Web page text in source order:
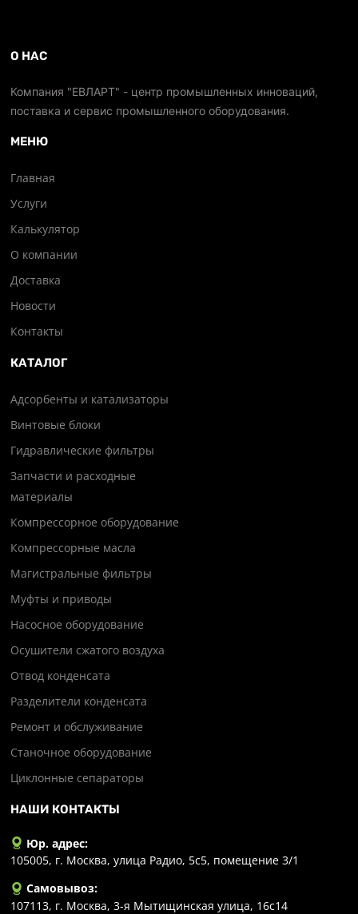
О НАС
Компания "ЕВЛАРТ" - центр промышленных инноваций,
поставка и сервис промышленного оборудования.
МЕНЮ
Главная
Услуги
Калькулятор
О компании
Доставка
Новости
Контакты
КАТАЛОГ
Адсорбенты и катализаторы
Винтовые блоки
Гидравлические фильтры
Запчасти и расходные
материалы
Компрессорное оборудование
Компрессорные масла
Магистральные фильтры
Муфты и приводы
Насосное оборудование
Осушители сжатого воздуха
Отвод конденсата
Разделители конденсата
Ремонт и обслуживание
Станочное оборудование
Циклонные сепараторы
НАШИ КОНТАКТЫ
Юр. адрес:
105005, г. Москва, улица Радио, 5с5, помещение 3/1
Самовывоз:
107113, г. Москва, 3-я Мытищинская улица, 16с14